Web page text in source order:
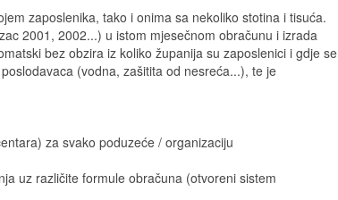
zaposlenika, tako i onima sa nekoliko stotina i tisuća.
2001, 2002...) u istom mjesečnom obračunu i izrada
bez obzira iz koliko županija su zaposlenici i gdje se
(vodna, zašitita od nesreća...), te je
za svako poduzeće / organizaciju
uz različite formule obračuna (otvoreni sistem